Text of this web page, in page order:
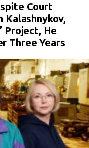
Court
Kalashnykov,
Project, He
Three Years